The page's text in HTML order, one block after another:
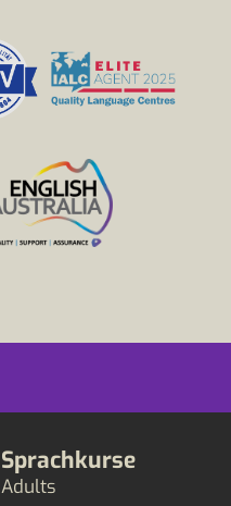
Sprachkurse
Adults